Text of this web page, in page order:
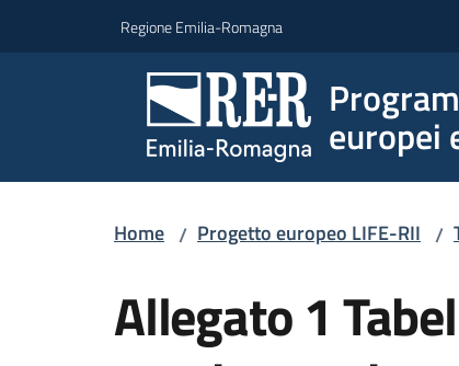
Regione Emilia-Romagna
europei
Home / Progetto europeo LIFE-RII /
Allegato 1